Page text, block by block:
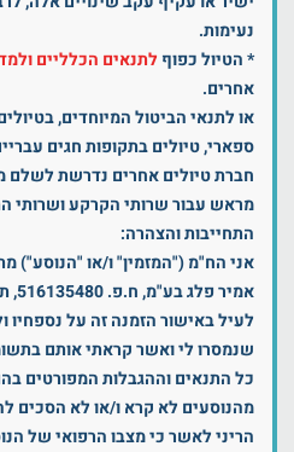
נעימות.
* הטיול כפוף לתנאים הכלליים
אחרים.
או לתנאי הביטול המיוחדים,
ספארי, טיולים בתקופות חגים
חברת טיולים אחרים נדרשת לשלם
מראש עבור שרותי הקרקע ושרותי
התחייבות והצהרה:
אני הח"מ ("המזמין" ו/או "הנוסע")
לעיל באישור הזמנה זה על נספחיו
שנמסרו לי ואשר קראתי אותם
כל התנאים וההגבלות המפורטים
מהנוסעים לא קרא ו/או לא הסכים
הריני לאשר כי מצבו הרפואי של